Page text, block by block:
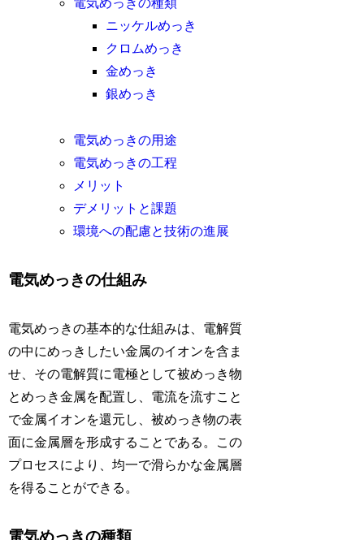
電気めっきの種類
ニッケルめっき
クロムめっき
金めっき
銀めっき
電気めっきの用途
電気めっきの工程
メリット
デメリットと課題
環境への配慮と技術の進展
電気めっきの仕組み
電気めっきの基本的な仕組みは、電解質
の中にめっきしたい金属のイオンを含ま
せ、その電解質に電極として被めっき物
とめっき金属を配置し、電流を流すこと
で金属イオンを還元し、被めっき物の表
面に金属層を形成することである。この
プロセスにより、均一で滑らかな金属層
を得ることができる。
電気めっきの種類